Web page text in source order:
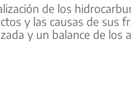
de los
y las causas de sus
y un balance de los